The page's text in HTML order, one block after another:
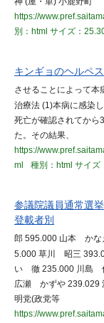
https://
別：html サイズ：
キンギョのヘルペ
させることによって本
治療法 (1)本病に感染
死亡が確認されてか
た。その結果、
https://
ml
種別：html サイズ
参議院議員通常選
登載者別
郎 595.000 山本 か
5.000 草川 昭三
い 徹 235.000 川島
広瀬 かずや 239.029
明党(政党等
https://